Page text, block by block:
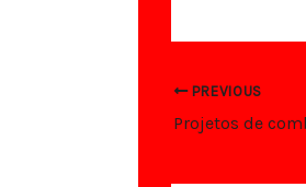
PREVIOUS